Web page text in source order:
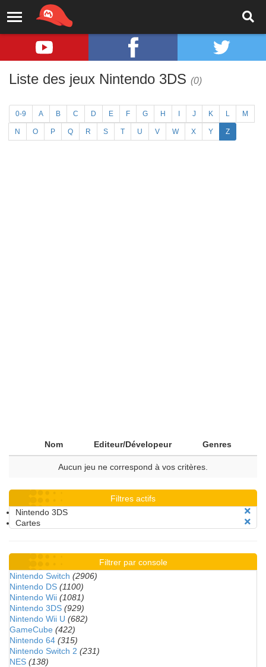
Liste des jeux Nintendo 3DS (0)
0-9 A B C D E F G H J K L M
N O P Q R S T U V W X Y Z
Nom Editeur/Dévelopeur Genres
Aucun jeu ne correspond à vos critères.
Filtres actifs
Nintendo 3DS
Cartes
Filtrer par console
Nintendo Switch (2906)
Nintendo DS (1100)
Nintendo Wii (1081)
Nintendo 3DS (929)
Nintendo Wii U (682)
GameCube (422)
Nintendo 64 (315)
Nintendo Switch 2 (231)
NES (138)